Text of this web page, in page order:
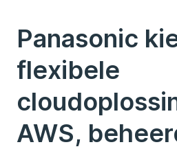
Panasonic
flexibele
AWS,